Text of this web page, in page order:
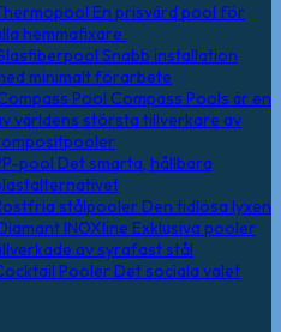
En prisvärd pool för
hemmafixare
Snabb installation
minimalt förarbete
Pool Compass Pools är en
världens största tillverkare av
pool Det smarta, hållbara
stålpoolerDen tidlösa lyxen
INOXline Exklusiva pooler
av syrafast stål
PoolerDet sociala valet